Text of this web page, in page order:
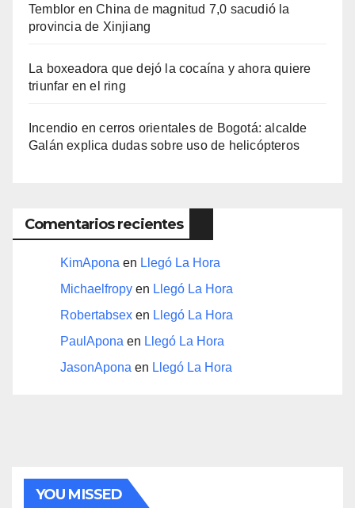
Temblor en China de magnitud 7,0 sacudió la
provincia de Xinjiang
La boxeadora que dejó la cocaína y ahora quiere
triunfar en el ring​
Incendio en cerros orientales de Bogotá: alcalde
Galán explica dudas sobre uso de helicópteros
Comentarios recientes
KimApona en Llegó La Hora
Michaelfropy en Llegó La Hora
Robertabsex en Llegó La Hora
PaulApona en Llegó La Hora
JasonApona en Llegó La Hora
YOU MISSED